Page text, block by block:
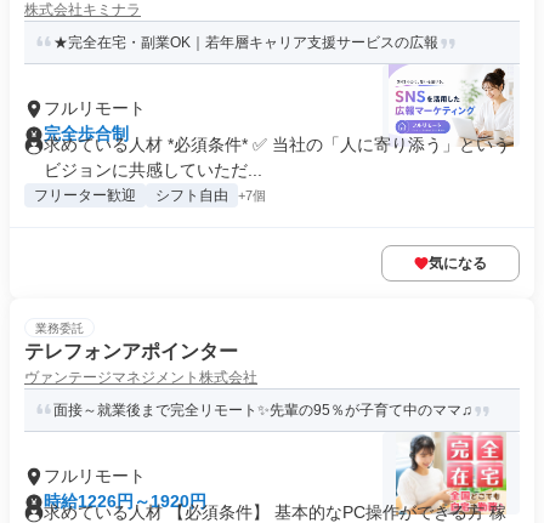
株式会社キミナラ
★完全在宅・副業OK｜若年層キャリア支援サービスの広報
フルリモート
完全歩合制
求めている人材 *必須条件* ✅ 当社の「人に寄り添う」という
ビジョンに共感していただ...
フリーター歓迎 シフト自由 +7個
気になる
業務委託
テレフォンアポインター
ヴァンテージマネジメント株式会社
面接～就業後まで完全リモート✨先輩の95％が子育て中のママ♫
フルリモート
時給1226円～1920円
求めている人材 【必須条件】 基本的なPC操作ができる方 稼